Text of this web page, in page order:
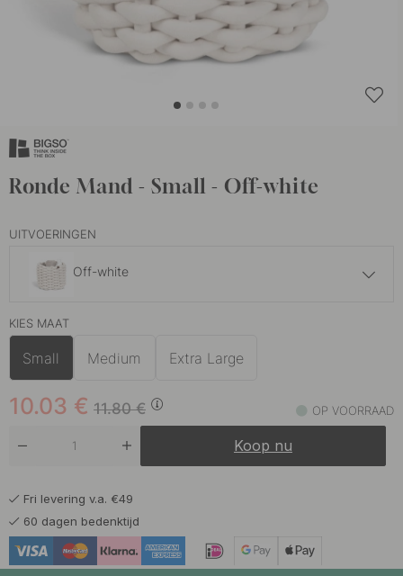
Ronde Mand - Small - Off-white
UITVOERINGEN
Off-white
KIES MAAT
Small Medium Extra Large
11.80€
10.03 € OP VOORRAAD
Koop nu
Fri levering v.a. €49
60 dagen bedenktijd